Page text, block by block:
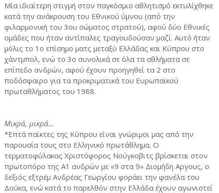
Μία ιδιαίτερη στιγμή στον παγκόσμιο αθλητισμό εκτυλίχθηκε
κατά την ανάκρουση του Εθνικού ύμνου (από την
φιλαρμονική του 3ου σώματος στρατού), αφού δύο Εθνικές
ομάδες που ήταν αντίπαλες τραγουδούσαν μαζί. Αυτό ήταν
μόλις το 1ο επίσημο ματς μεταξύ Ελλάδας και Κύπρου στο
χάντμπολ, ενώ το 3ο συνολικά σε όλα τα αθλήματα σε
επίπεδο ανδρών, αφού έχουν προηγηθεί τα 2 στο
ποδόσφαιρο για τα προκριματικά του Ευρωπαϊκού
πρωταθλήματος του 1988.
Μικρά, μικρά…
*Επτά παίκτες της Κύπρου είναι γνώριμοι μας από την
παρουσία τους στο Ελληνικό πρωτάθλημα. Ο
τερματοφύλακας Χριστόφορος Νούγκοβιτς βρίσκεται στον
πρωτοπόρο της Α1 ανδρών με «9 στα 9» Διομήδη Αργους, ο
δεξιός εξτρέμ Ανδρέας Γεωργίου φοράει την φανέλα του
Δούκα, ενώ κατά το παρελθόν στην Ελλάδα έχουν αγωνιστεί